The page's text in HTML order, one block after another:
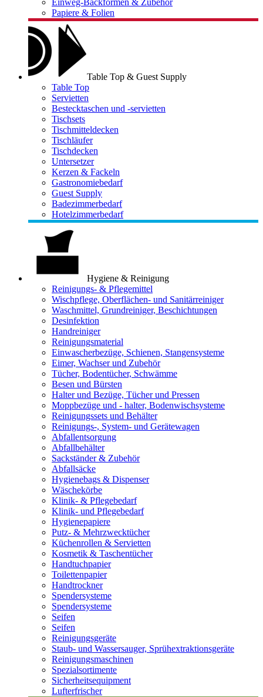
Einweg-Backformen & Zubehör
Papiere & Folien
Table Top & Guest Supply
Table Top
Servietten
Bestecktaschen und -servietten
Tischsets
Tischmitteldecken
Tischläufer
Tischdecken
Untersetzer
Kerzen & Fackeln
Gastronomiebedarf
Guest Supply
Badezimmerbedarf
Hotelzimmerbedarf
Hygiene & Reinigung
Reinigungs- & Pflegemittel
Wischpflege, Oberflächen- und Sanitärreiniger
Waschmittel, Grundreiniger, Beschichtungen
Desinfektion
Handreiniger
Reinigungsmaterial
Einwascherbezüge, Schienen, Stangensysteme
Eimer, Wachser und Zubehör
Tücher, Bodentücher, Schwämme
Besen und Bürsten
Halter und Bezüge, Tücher und Pressen
Moppbezüge und - halter, Bodenwischsysteme
Reinigungssets und Behälter
Reinigungs-, System- und Gerätewagen
Abfallentsorgung
Abfallbehälter
Sackständer & Zubehör
Abfallsäcke
Hygienebags & Dispenser
Wäschekörbe
Klinik- & Pflegebedarf
Klinik- und Pflegebedarf
Hygienepapiere
Putz- & Mehrzwecktücher
Küchenrollen & Servietten
Kosmetik & Taschentücher
Handtuchpapier
Toilettenpapier
Handtrockner
Spendersysteme
Spendersysteme
Seifen
Seifen
Reinigungsgeräte
Staub- und Wassersauger, Sprühextraktionsgeräte
Reinigungsmaschinen
Spezialsortimente
Sicherheitsequipment
Lufterfrischer